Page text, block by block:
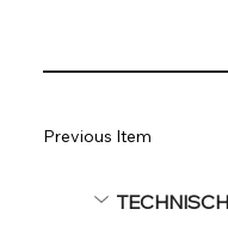
Previous Item